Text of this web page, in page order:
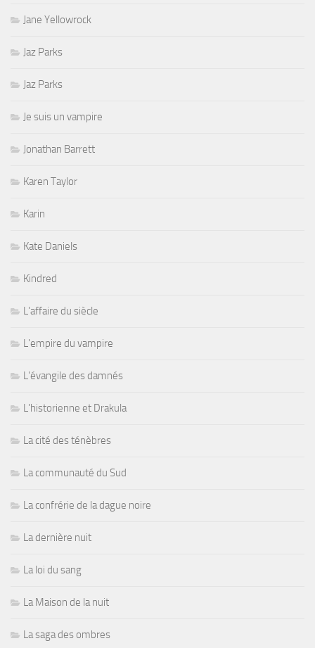
Jane Yellowrock
Jaz Parks
Jaz Parks
Je suis un vampire
Jonathan Barrett
Karen Taylor
Karin
Kate Daniels
Kindred
L'affaire du siècle
L'empire du vampire
L'évangile des damnés
L'historienne et Drakula
La cité des ténèbres
La communauté du Sud
La confrérie de la dague noire
La dernière nuit
La loi du sang
La Maison de la nuit
La saga des ombres